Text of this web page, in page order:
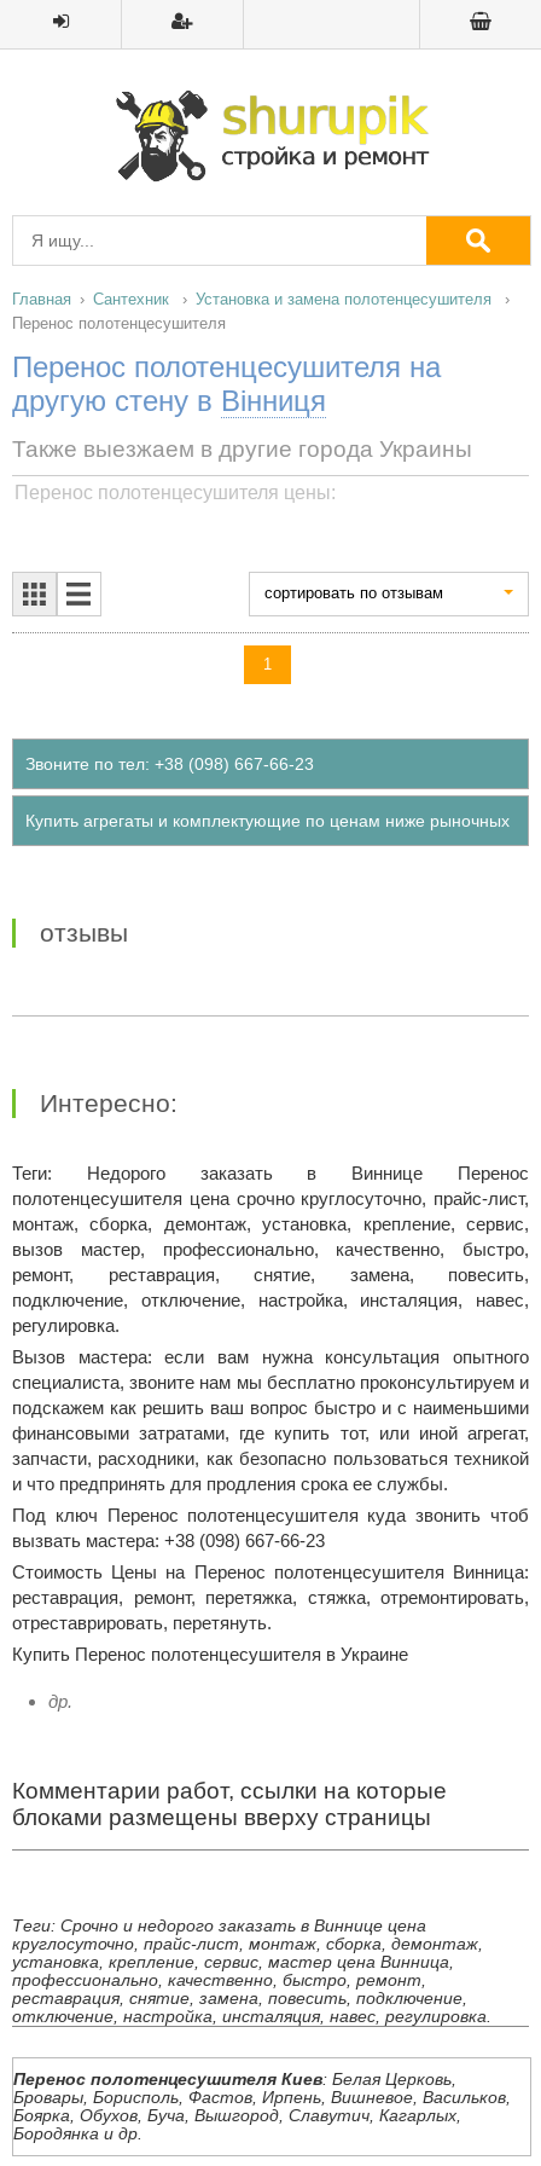
Главная Сантехник
Установка и замена полотенцесушителя
Перенос полотенцесушителя
Перенос полотенцесушителя на
другую стену в Вінниця
Также выезжаем в другие города Украины
Перенос полотенцесушителя цены:
cортировать по отзывам
1
Звоните по тел: +38 (098) 667-66-23
Купить агрегаты и комплектующие по ценам ниже рыночных
отзывы
Интересно:
Теги: Недорого заказать в Виннице Перенос
полотенцесушителя цена срочно круглосуточно, прайс-лист,
монтаж, сборка, демонтаж, установка, крепление, сервис,
вызов мастер, профессионально, качественно, быстро,
ремонт, реставрация, снятие, замена, повесить,
подключение, отключение, настройка, инсталяция, навес,
регулировка.
Вызов мастера: если вам нужна консультация опытного
специалиста, звоните нам мы бесплатно проконсультируем и
подскажем как решить ваш вопрос быстро и с наименьшими
финансовыми затратами, где купить тот, или иной агрегат,
запчасти, расходники, как безопасно пользоваться техникой
и что предпринять для продления срока ее службы.
Под ключ Перенос полотенцесушителя куда звонить чтоб
вызвать мастера: +38 (098) 667-66-23
Стоимость Цены на Перенос полотенцесушителя Винница:
реставрация, ремонт, перетяжка, стяжка, отремонтировать,
отреставрировать, перетянуть.
Купить Перенос полотенцесушителя в Украине
др.
Комментарии работ, ссылки на которые
блоками размещены вверху страницы
Теги: Срочно и недорого заказать в Виннице цена
круглосуточно, прайс-лист, монтаж, сборка, демонтаж,
установка, крепление, сервис, мастер цена Винница,
профессионально, качественно, быстро, ремонт,
реставрация, снятие, замена, повесить, подключение,
отключение, настройка, инсталяция, навес, регулировка.
Перенос полотенцесушителя Киев: Белая Церковь,
Бровары, Борисполь, Фастов, Ирпень, Вишневое, Васильков,
Боярка, Обухов, Буча, Вышгород, Славутич, Кагарлых,
Бородянка и др.